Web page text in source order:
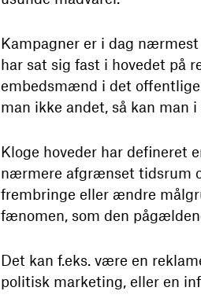
Kampagner er i dag
har sat sig fast i hovedet på
embedsmænd i det
man ikke andet, så kan man
Kloge hoveder har defineret
nærmere afgrænset tidsrum
frembringe eller ændre
fænomen, som den
Det kan f.eks. være en
politisk marketing, eller en